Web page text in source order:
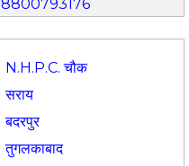
8800793176
N.H.P.C. चौक
सराय
बदरपुर
तुगलकाबाद